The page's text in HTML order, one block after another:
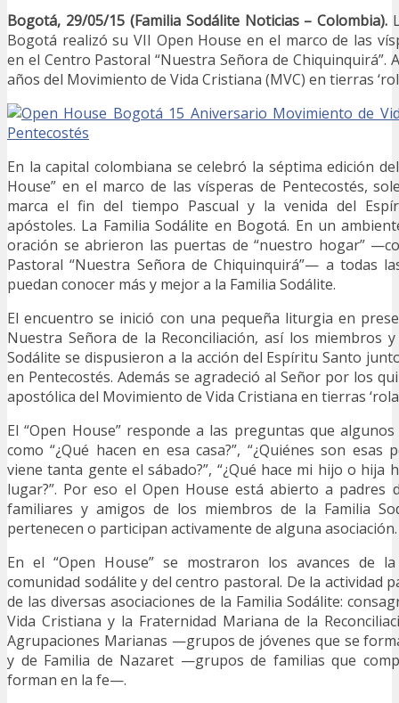
Bogotá, 29/05/15 (Familia Sodálite Noticias – Colombia).
Bogotá realizó su VII Open House en el marco de las
en el Centro Pastoral “Nuestra Señora de Chiquinquirá”.
años del Movimiento de Vida Cristiana (MVC) en tierras
En la capital colombiana se celebró la séptima edición
House” en el marco de las vísperas de Pentecostés,
marca el fin del tiempo Pascual y la venida del
apóstoles. La Familia Sodálite en Bogotá. En un
oración se abrieron las puertas de “nuestro hogar”
Pastoral “Nuestra Señora de Chiquinquirá”— a todas
puedan conocer más y mejor a la Familia Sodálite.
El encuentro se inició con una pequeña liturgia en
Nuestra Señora de la Reconciliación, así los miembros
Sodálite se dispusieron a la acción del Espíritu Santo
en Pentecostés. Además se agradeció al Señor por los
apostólica del Movimiento de Vida Cristiana en tierras
El “Open House” responde a las preguntas que
como “¿Qué hacen en esa casa?”, “¿Quiénes son esas
viene tanta gente el sábado?”, “¿Qué hace mi hijo o hija
lugar?”. Por eso el Open House está abierto a padres
familiares y amigos de los miembros de la Familia
pertenecen o participan activamente de alguna asociación.
En el “Open House” se mostraron los avances de
comunidad sodálite y del centro pastoral. De la actividad
de las diversas asociaciones de la Familia Sodálite:
Vida Cristiana y la Fraternidad Mariana de la
Agrupaciones Marianas —grupos de jóvenes que se
y de Familia de Nazaret —grupos de familias que
forman en la fe—.